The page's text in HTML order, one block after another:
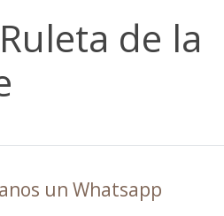
de la
un Whatsapp